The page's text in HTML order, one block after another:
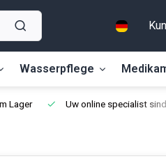
Wasserpflege
Lager Uw online specialist